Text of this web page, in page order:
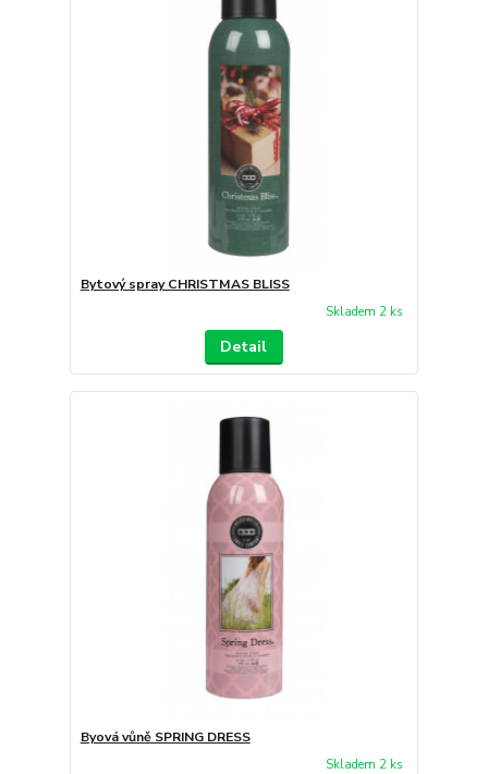
Bytový spray CHRISTMAS BLISS
Skladem 2 ks
Detail
Byová vůně SPRING DRESS
Skladem 2 ks